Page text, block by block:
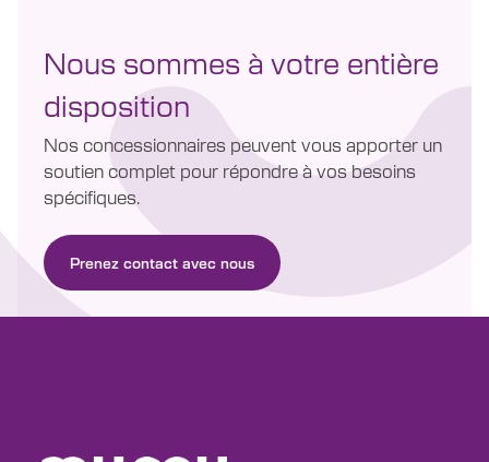
Nous sommes à votre entière
disposition
Nos concessionnaires peuvent vous apporter un
soutien complet pour répondre à vos besoins
spécifiques.
Prenez contact avec nous